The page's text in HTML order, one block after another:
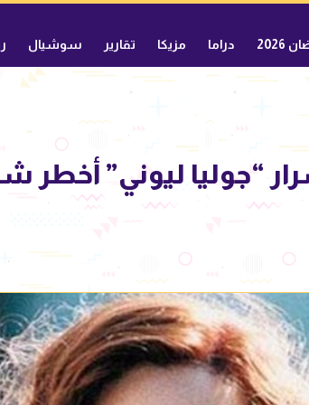
دراما مزيكا تقارير سوشيال
“جوليا ليوني” أخطر